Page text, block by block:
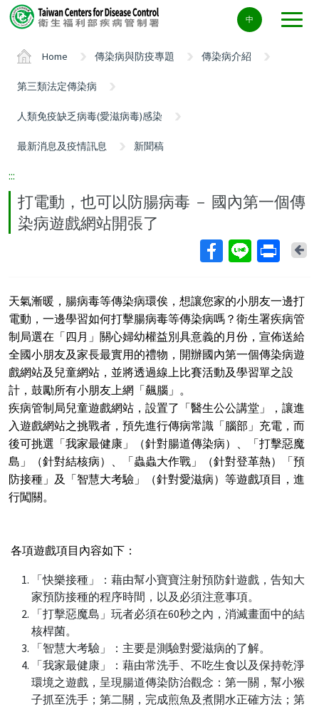
Center
block
中
Home 傳染病與防疫專題 傳染病介紹
第三類法定傳染病
人類免疫缺乏病毒(愛滋病毒)感染
最新消息及疫情訊息 新聞稿
:::
打電動，也可以防腸病毒 － 國內第一個傳
染病遊戲網站開張了
天氣漸暖，腸病毒等傳染病環俟，想讓您家的小朋友一邊打
電動，一邊學習如何打擊腸病毒等傳染病嗎？衛生署疾病管
制局選在「四月」關心婦幼權益別具意義的月份，宣佈送給
全國小朋友及家長最實用的禮物，開辦國內第一個傳染病遊
戲網站及兒童網站，並將透過線上比賽活動及學習單之設
計，鼓勵所有小朋友上網「飆腦」。
疾病管制局兒童遊戲網站，設置了「醫生公公講堂」，讓進
入遊戲網站之挑戰者，預先進行傳病常識「腦部」充電，而
後可挑選「我家最健康」（針對腸道傳染病）、「打擊惡魔
島」（針對結核病）、「蟲蟲大作戰」（針對登革熱）「預
防接種」及「智慧大考驗」（針對愛滋病）等遊戲項目，進
行闖關。
各項遊戲項目內容如下：
「快樂接種」：藉由幫小寶寶注射預防針遊戲，告知大
家預防接種的程序時間，以及必須注意事項。
「打擊惡魔島」玩者必須在60秒之內，消滅畫面中的結
核桿菌。
「智慧大考驗」：主要是測驗對愛滋病的了解。
「我家最健康」：藉由常洗手、不吃生食以及保持乾淨
環境之遊戲，呈現腸道傳染防治觀念：第一關，幫小猴
子抓至洗手；第二關，完成煎魚及煮開水正確方法；第